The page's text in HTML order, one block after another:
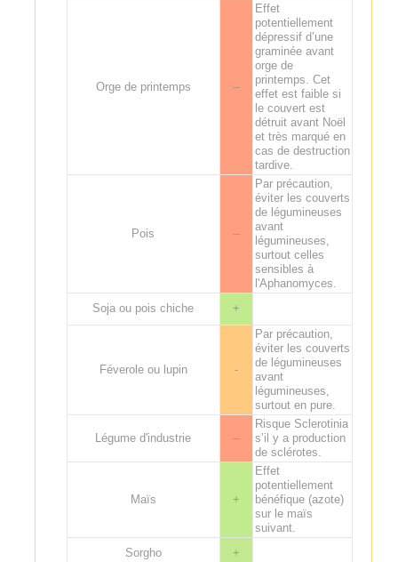
Orge de printemps --
Effet
potentiellement
dépressif d’une
graminée avant
orge de
printemps. Cet
effet est faible si
le couvert est
détruit avant Noël
et très marqué en
cas de destruction
tardive.
Pois --
Par précaution,
éviter les couverts
de légumineuses
avant
légumineuses,
surtout celles
sensibles à
l'Aphanomyces.
Soja ou pois chiche
+
Féverole ou lupin -
Par précaution,
éviter les couverts
de légumineuses
avant
légumineuses,
surtout en pure.
Légume d'industrie --
Risque Sclerotinia
s’il y a production
de sclérotes.
Maïs +
Effet
potentiellement
bénéfique (azote)
sur le maïs
suivant.
Sorgho
+